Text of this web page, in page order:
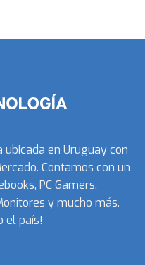
en Uruguay con
Contamos con un
PC Gamers,
y mucho más.
el país!